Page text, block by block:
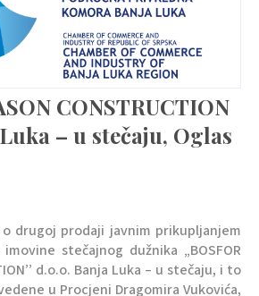
CONSTRUCTION
– u stečaju, Oglas
drugoj prodaji javnim prikupljanjem
stečajnog dužnika „BOSFOR
d.o.o. Banja Luka – u stečaju, i to
u Procjeni Dragomira Vukovića,